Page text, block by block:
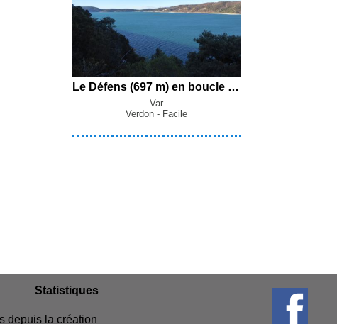
Le Défens (697 m) en boucle par le GR99 et le GR99B depuis Bauduen
Var
Verdon - Facile
Statistiques
depuis la création